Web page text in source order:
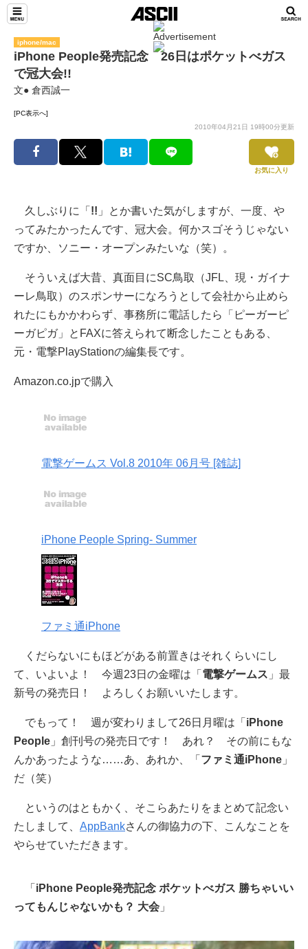
iphone/mac
iPhone People発売記念 26日はポケットべガス
で冠大会!!
文● 倉西誠一
[PC表示へ]
2010年04月21日 19時00分更新
お気に入り
久しぶりに「 !! 」とか書いた気がしますが、一度、や
ってみたかったんです、冠大会。何かスゴそうじゃない
ですか、ソニー・オープンみたいな（笑）。
そういえば大昔、真面目にSC鳥取（JFL、現・ガイナ
ーレ鳥取）のスポンサーになろうとして会社から止めら
れたにもかかわらず、事務所に電話したら「ピーガーピ
ーガピガ」とFAXに答えられて断念したこともある、
元・電撃PlayStationの編集長です。
Amazon.co.jpで購入
電撃ゲームス Vol.8 2010年 06月号 [雑誌]
iPhone People Spring- Summer
ファミ通iPhone
くだらないにもほどがある前置きはそれくらいにし
て、いよいよ！ 今週23日の金曜は「 電撃ゲームス 」最
新号の発売日！ よろしくお願いいたします。
でもって！ 週が変わりまして26日月曜は「 iPhone
People 」創刊号の発売日です！ あれ？ その前にもな
んかあったような……あ、あれか、「 ファミ通iPhone 」
だ（笑）
というのはともかく、そこらあたりをまとめて記念い
たしまして、 AppBankさんの御協力の下、こんなことを
やらせていただきます。
「 iPhone People発売記念 ポケットべガス 勝ちゃいい
ってもんじゃないかも？ 大会 」